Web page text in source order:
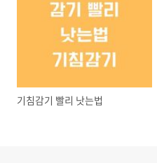
기침감기 빨리 낫는법